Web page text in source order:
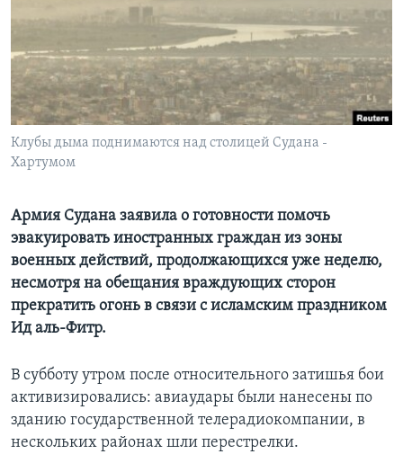
СОЦИАЛЬНЫЕ СЕТИ
Языки
Клубы дыма поднимаются над столицей Судана -
Хартумом
Армия Судана заявила о готовности помочь
эвакуировать иностранных граждан из зоны
военных действий, продолжающихся уже неделю,
несмотря на обещания враждующих сторон
прекратить огонь в связи с исламским праздником
Ид аль-Фитр.
В субботу утром после относительного затишья бои
активизировались: авиаудары были нанесены по
зданию государственной телерадиокомпании, в
нескольких районах шли перестрелки.